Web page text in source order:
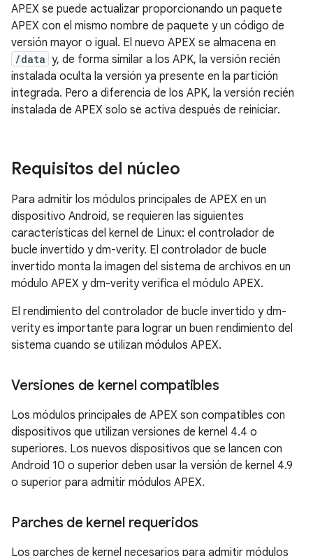
APEX se puede actualizar proporcionando un paquete
APEX con el mismo nombre de paquete y un código de
versión mayor o igual. El nuevo APEX se almacena en
/data y, de forma similar a los APK, la versión recién
instalada oculta la versión ya presente en la partición
integrada. Pero a diferencia de los APK, la versión recién
instalada de APEX solo se activa después de reiniciar.
Requisitos del núcleo
Para admitir los módulos principales de APEX en un
dispositivo Android, se requieren las siguientes
características del kernel de Linux: el controlador de
bucle invertido y dm-verity. El controlador de bucle
invertido monta la imagen del sistema de archivos en un
módulo APEX y dm-verity verifica el módulo APEX.
El rendimiento del controlador de bucle invertido y dm-
verity es importante para lograr un buen rendimiento del
sistema cuando se utilizan módulos APEX.
Versiones de kernel compatibles
Los módulos principales de APEX son compatibles con
dispositivos que utilizan versiones de kernel 4.4 o
superiores. Los nuevos dispositivos que se lancen con
Android 10 o superior deben usar la versión de kernel 4.9
o superior para admitir módulos APEX.
Parches de kernel requeridos
Los parches de kernel necesarios para admitir módulos